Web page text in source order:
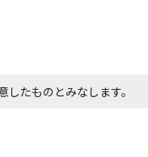
意したものとみなします。